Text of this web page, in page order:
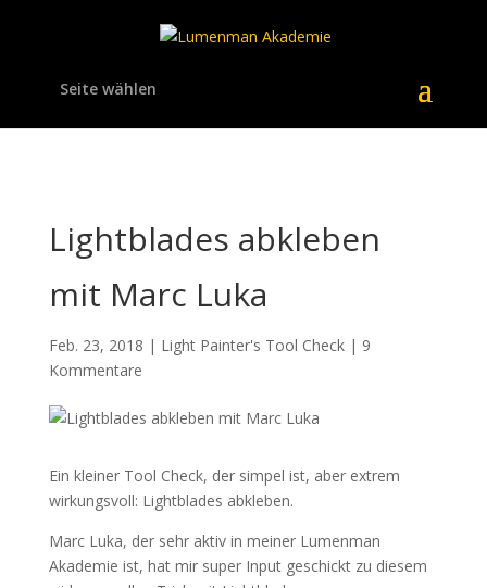
Seite wählen
Lightblades abkleben
mit Marc Luka
Feb. 23, 2018 | Light Painter's Tool Check| 9
Kommentare
Ein kleiner Tool Check, der simpel ist, aber extrem
wirkungsvoll: Lightblades abkleben.
Marc Luka, der sehr aktiv in meiner Lumenman
Akademie ist, hat mir super Input geschickt zu diesem